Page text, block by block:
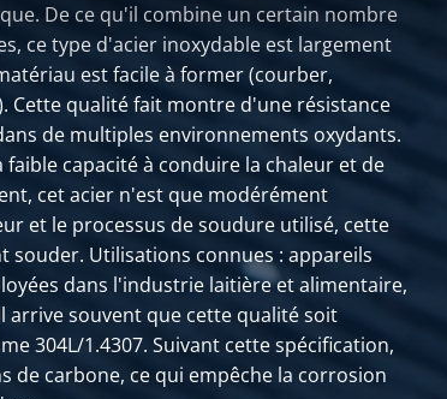
De ce qu'il combine un certain nombre
ce type d'acier inoxydable est largement
est facile à former (courber,
Cette qualité fait montre d'une résistance
de multiples environnements oxydants.
faible capacité à conduire la chaleur et de
cet acier n'est que modérément
et le processus de soudure utilisé, cette
souder. Utilisations connues : appareils
dans l'industrie laitière et alimentaire,
arrive souvent que cette qualité soit
304L/1.4307. Suivant cette spécification,
de carbone, ce qui empêche la corrosion